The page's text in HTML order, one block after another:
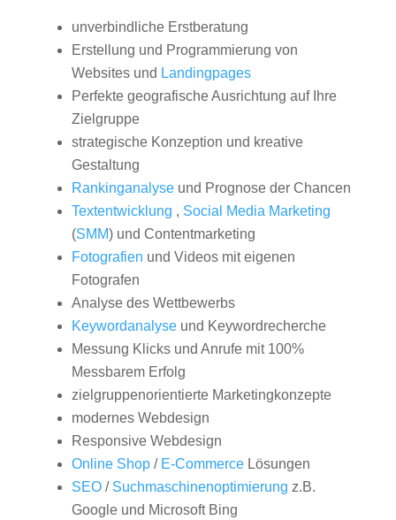
unverbindliche Erstberatung
Erstellung und Programmierung von
Websites und Landingpages
Perfekte geografische Ausrichtung auf Ihre
Zielgruppe
strategische Konzeption und kreative
Gestaltung
Rankinganalyseund Prognose der Chancen
Textentwicklung , Social Media Marketing
(SMM) und Contentmarketing
Fotografien und Videos mit eigenen
Fotografen
Analyse des Wettbewerbs
Keywordanalyseund Keywordrecherche
Messung Klicks und Anrufe mit 100%
Messbarem Erfolg
zielgruppenorientierte Marketingkonzepte
modernes Webdesign
Responsive Webdesign
Online Shop/ E-CommerceLösungen
SEO/ Suchmaschinenoptimierung z.B.
Google und Microsoft Bing